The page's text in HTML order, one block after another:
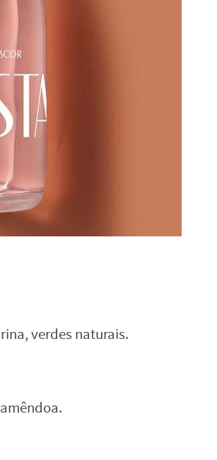
verdes naturais.